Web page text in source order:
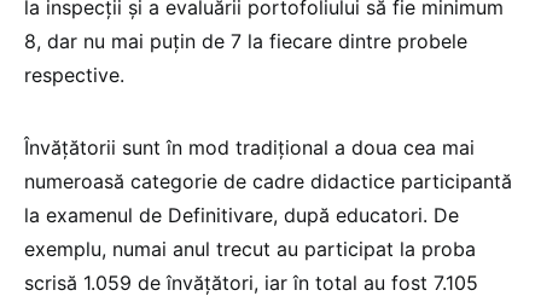
la inspecţii şi a evaluării portofoliului să fie minimum
8, dar nu mai puţin de 7 la fiecare dintre probele
respective.
Învățătorii sunt în mod tradițional a doua cea mai
numeroasă categorie de cadre didactice participantă
la examenul de Definitivare, după educatori. De
exemplu, numai anul trecut au participat la proba
scrisă 1.059 de învățători, iar în total au fost 7.105